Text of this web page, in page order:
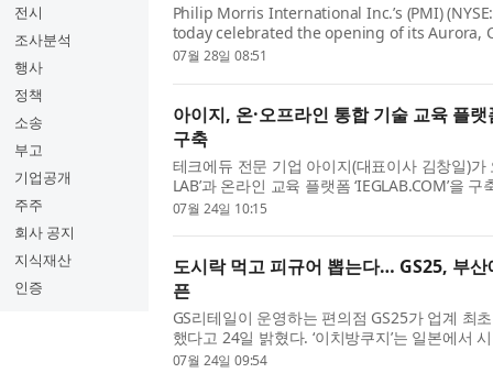
전시
조사분석
행사
정책
소송
부고
기업공개
주주
회사 공지
지식재산
인증
Philip Morris International Inc.’s (PMI)
today celebrated the opening of its Aurora,
campus, a landmark investment
07월 28일 08:51
아이지, 온·오프라인 통합 기술 교육 플
구축
테크에듀 전문 기업 아이지(대표이사 김창일)가
LAB’과 온라인 교육 플랫폼 ‘IEGLAB.COM’을
기술 교육 플랫폼 운영을 본격화했다. 아이지
07월 24일 10:15
도시락 먹고 피규어 뽑는다… GS25, 부산
픈
GS리테일이 운영하는 편의점 GS25가 업계 최
했다고 24일 밝혔다. ‘이치방쿠지’는 일본에서
객이 키오스크에서 직접 결제한 뒤, 원하는 쿠
07월 24일 09:54